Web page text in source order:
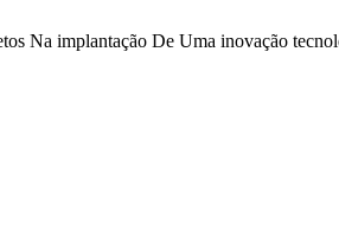
Na implantação De Uma inovação